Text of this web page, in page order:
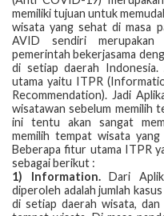
memiliki tujuan untuk
wisata yang sehat di masa
AVID sendiri
pemerintah bekerjasama
di setiap daerah
utama yaitu ITPR
Recommendation). Jadi
wisatawan sebelum memilih
ini tentu akan sangat
memilih tempat wisata
Beberapa fitur utama ITPR
sebagai berikut :
1) Information.Dari
diperoleh adalah jumlah
di setiap daerah wisata,